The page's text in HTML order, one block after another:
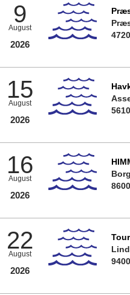
9
August
2026
15
August
2026
16
August
2026
22
August
2026